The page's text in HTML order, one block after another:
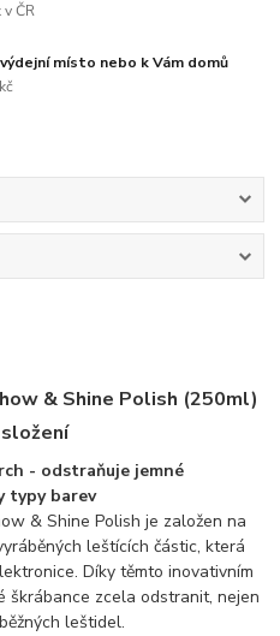
ČR
místo nebo k Vám domů
& Shine Polish (250ml)
- odstraňuje jemné
typy barev
& Shine Polish je založen na
leštících částic, která
Díky těmto inovativním
škrábance zcela odstranit, nejen
leštidel.